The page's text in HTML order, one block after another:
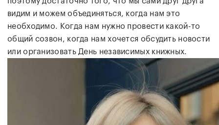
видим и можем объединяться, когда нам это
необходимо. Когда нам нужно провести какой-то
общий созвон, когда нам хочется обсудить новости
или организовать День независимых книжных.